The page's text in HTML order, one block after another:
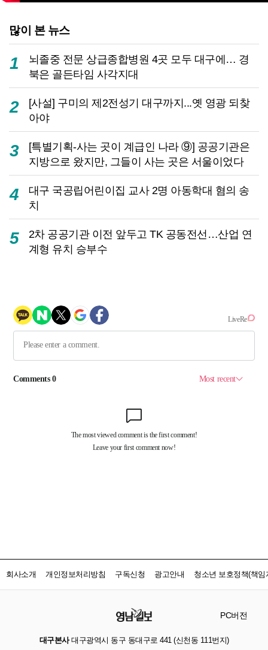
많이 본 뉴스
1
뇌졸중 전문 상급종합병원 4곳 모두 대구에… 경
북은 골든타임 사각지대
2
[사설] 구미의 제2전성기 대구까지...옛 영광 되찾
아야
3
[특별기획-사는 곳이 계급인 나라 ⑨] 공공기관은
지방으로 왔지만, 그들이 사는 곳은 서울이었다
4
대구 국공립어린이집 교사 2명 아동학대 혐의 송
치
5
2차 공공기관 이전 앞두고 TK 공동전선…산업 연
계형 유치 승부수
회사소개 개인정보처리방침 구독신청 광고안내 청소년 보호정책(책임
PC버전
대구본사대구광역시 동구 동대구로 441 (신천동 111번지)